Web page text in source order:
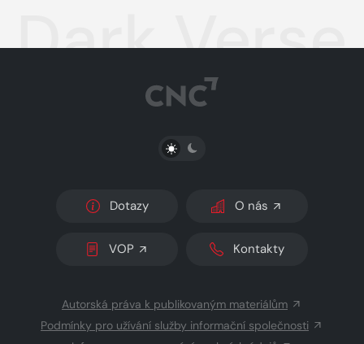
Dark
PŘEPNOUT SVĚTLÝ/TMAVÝ REŽIM
Dotazy O nás
VOP Kontakty
Autorská práva k publikovaným materiálům
Podmínky pro užívání služby informační společnosti